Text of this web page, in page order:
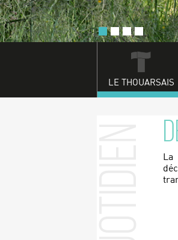
LE THOUARSAIS
La